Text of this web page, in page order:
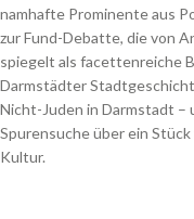
namhafte Prominente aus
zur Fund-Debatte, die von
spiegelt als facettenreiche
Darmstädter
Nicht-Juden in Darmstadt –
Spurensuche über ein
Kultur.